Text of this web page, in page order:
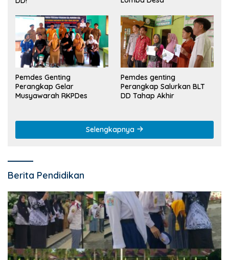
Pemdes Genting
Perangkap Gelar
Musyawarah RKPDes
Pemdes genting
Perangkap Salurkan BLT
DD Tahap Akhir
Selengkapnya
Berita Pendidikan